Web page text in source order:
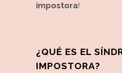
impostora!
¿QUÉ ES EL
IMPOSTORA?